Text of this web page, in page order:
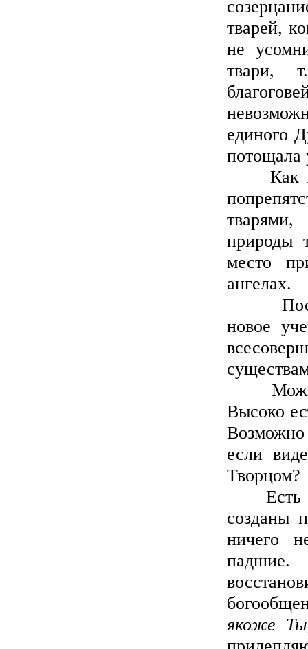
тварей,
не
твари,
единого
потощала
Как ни
природы
место
ангелах.
новое
Можно
Высоко
если
Творцом?
Есть
созданы
ничего
падшие.
якоже